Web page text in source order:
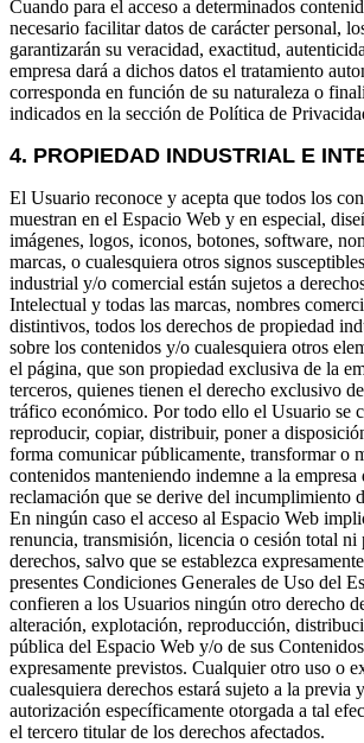
Cuando para el acceso a determinados
necesario facilitar datos de carácter personal,
garantizarán su veracidad, exactitud,
empresa dará a dichos datos el tratamiento
corresponda en función de su naturaleza o
indicados en la sección de Política de
4. PROPIEDAD INDUSTRIAL E
El Usuario reconoce y acepta que todos los
muestran en el Espacio Web y en especial,
imágenes, logos, iconos, botones, software,
marcas, o cualesquiera otros signos
industrial y/o comercial están sujetos a
Intelectual y todas las marcas, nombres
distintivos, todos los derechos de propiedad
sobre los contenidos y/o cualesquiera otros
el página, que son propiedad exclusiva de la
terceros, quienes tienen el derecho exclusivo
tráfico económico. Por todo ello el Usuario se
reproducir, copiar, distribuir, poner a
forma comunicar públicamente, transformar o
contenidos manteniendo indemne a la empresa
reclamación que se derive del incumplimiento
En ningún caso el acceso al Espacio Web
renuncia, transmisión, licencia o cesión total ni
derechos, salvo que se establezca
presentes Condiciones Generales de Uso del
confieren a los Usuarios ningún otro derecho
alteración, explotación, reproducción,
pública del Espacio Web y/o de sus
expresamente previstos. Cualquier otro uso o
cualesquiera derechos estará sujeto a la previa
autorización específicamente otorgada a tal
el tercero titular de los derechos afectados.